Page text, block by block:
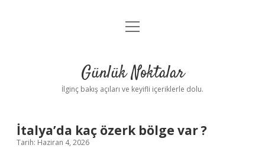
Anasayfa
Yasal Uyarı
menüyü
Günlük Noktalar
İlginç bakış açıları ve keyifli içeriklerle dolu.
İtalya’da kaç özerk bölge var ?
Tarih: Haziran 4, 2026